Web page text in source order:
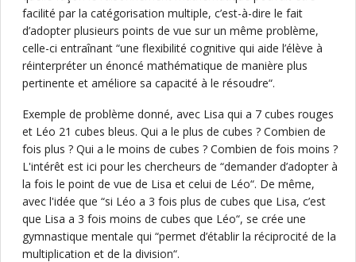
facilité par la catégorisation multiple, c’est-à-dire le fait
d’adopter plusieurs points de vue sur un même problème,
celle-ci entraînant “une flexibilité cognitive qui aide l’élève à
réinterpréter un énoncé mathématique de manière plus
pertinente et améliore sa capacité à le résoudre“.
Exemple de problème donné, avec Lisa qui a 7 cubes rouges
et Léo 21 cubes bleus. Qui a le plus de cubes ? Combien de
fois plus ? Qui a le moins de cubes ? Combien de fois moins ?
L'intérêt est ici pour les chercheurs de “demander d’adopter à
la fois le point de vue de Lisa et celui de Léo“. De même,
avec l'idée que “si Léo a 3 fois plus de cubes que Lisa, c’est
que Lisa a 3 fois moins de cubes que Léo“, se crée une
gymnastique mentale qui “permet d’établir la réciprocité de la
multiplication et de la division“.